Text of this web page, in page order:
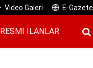
Video Galeri E-Gazete
RESMI İ̇LANLAR